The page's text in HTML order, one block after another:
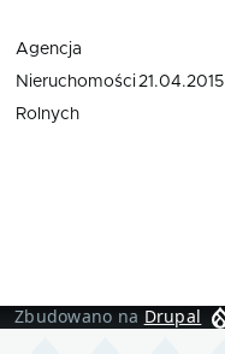
Agencja
Nieruchomości
Rolnych
21.04.2015
Zbudowano na Drupal